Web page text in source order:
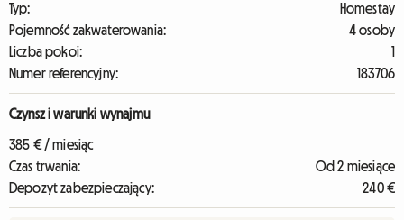
Typ:
Homestay
Pojemność zakwaterowania:
4 osoby
Liczba pokoi:
1
Numer referencyjny:
183706
Czynsz i warunki wynajmu
385 € / miesiąc
Czas trwania:
Od 2 miesiące
Depozyt zabezpieczający:
240 €